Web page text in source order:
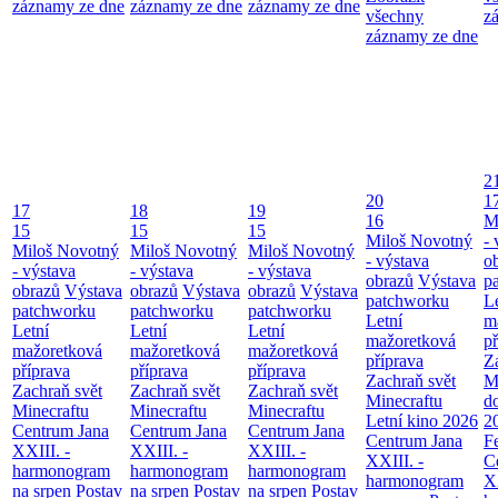
záznamy ze dne záznamy ze dne záznamy ze dne
všechny
záznamy ze dne
17
15
Miloš Novotný
- výstava
obrazů Výstava
patchworku
Letní
mažoretková
příprava
Zachraň svět
Minecraftu
Centrum Jana
XXIII. -
harmonogram
na srpen Postav
18
15
Miloš Novotný
- výstava
obrazů Výstava
patchworku
Letní
mažoretková
příprava
Zachraň svět
Minecraftu
Centrum Jana
XXIII. -
harmonogram
na srpen Postav
19
15
Miloš Novotný
- výstava
obrazů Výstava
patchworku
Letní
mažoretková
příprava
Zachraň svět
Minecraftu
Centrum Jana
XXIII. -
harmonogram
na srpen Postav
20
16
Miloš Novotný
- výstava
obrazů Výstava
patchworku
Letní
mažoretková
příprava
Zachraň svět
Minecraftu
Letní kino 2026
Centrum Jana
XXIII. -
harmonogram
-